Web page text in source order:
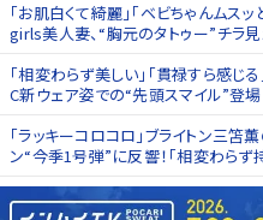
｢お肌白くて綺麗｣｢ベビちゃんムス
girls美人妻、“胸元のタトゥー”チラ
｢相変わらず美しい｣｢貫禄すら感じ
C新ウェア姿での“先頭スマイル”登
｢ラッキーコロコロ｣ブライトン三笘
ン“今季1号弾”に反響！｢相変わらず